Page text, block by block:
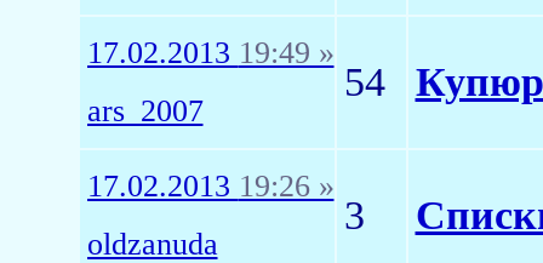
17.02.2013 19:49 »
ars_2007
54
17.02.2013 19:26 »
oldzanuda
3